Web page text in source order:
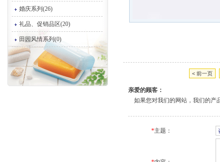
婚庆系列(26)
礼品、促销品区(20)
田园风情系列(0)
< 前一页
亲爱的顾客：
如果您对我们的网站，我们的产
*主题：